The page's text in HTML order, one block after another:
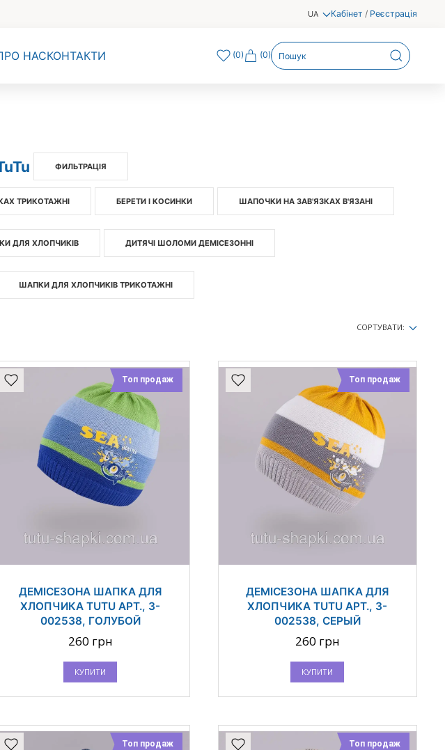
UA Кабінет / Реєстрація
НАСКОНТАКТИ (0) (0)
ФИЛЬТРАЦІЯ
ТРИКОТАЖНІ БЕРЕТИ І КОСИНКИ ШАПОЧКИ НА ЗАВ'ЯЗКАХ В'ЯЗАНІ
ДЛЯ ХЛОПЧИКІВ ДИТЯЧІ ШОЛОМИ ДЕМІСЕЗОННІ
ШАПКИ ДЛЯ ХЛОПЧИКІВ ТРИКОТАЖНІ
СОРТУВАТИ:
Топ продаж
ДЕМІСЕЗОНА ШАПКА ДЛЯ
ХЛОПЧИКА TUTU АРТ., 3-
002538, ГОЛУБОЙ
260 грн
КУПИТИ
Топ продаж
ДЕМІСЕЗОНА ШАПКА ДЛЯ
ХЛОПЧИКА TUTU АРТ., 3-
002538, СЕРЫЙ
260 грн
КУПИТИ
Топ продаж Топ продаж